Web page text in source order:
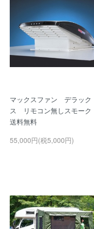
マックスファン デラック
ス リモコン無しスモーク
送料無料
55,000円(税5,000円)